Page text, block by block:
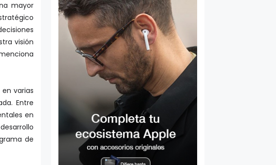
mayor
visión
varias
Entre
en
de